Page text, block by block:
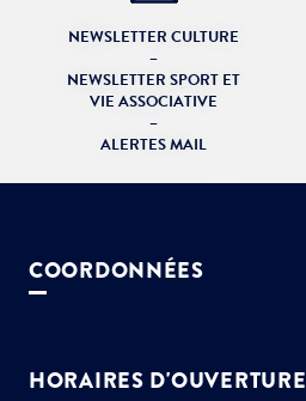
NEWSLETTER CULTURE
–
NEWSLETTER SPORT ET
VIE ASSOCIATIVE
–
ALERTES MAIL
COORDONNÉES
01 64 13 55 55
HORAIRES D'OUVERTURE